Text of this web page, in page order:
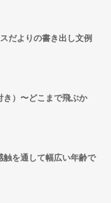
だよりの書き出し文例
き）〜どこまで飛ぶか
を通して幅広い年齢で